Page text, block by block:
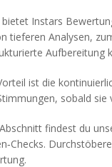
Instars
tieferen Analysen,
Aufbereitung
ist die
sobald
findest du